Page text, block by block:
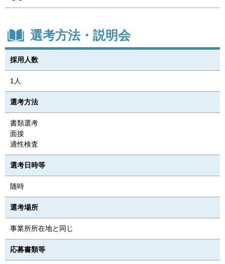
選考方法・説明会
採用人数
1人
選考方法
書類選考
面接
適性検査
選考日時等
随時
選考場所
事業所所在地と同じ
応募書類等